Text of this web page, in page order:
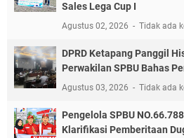
Sales Lega Cup I
Agustus 02, 2026 Tidak ada
DPRD Ketapang Panggil
Perwakilan SPBU Bahas
Agustus 03, 2026 Tidak ada
Pengelola SPBU
Klarifikasi Pemberitaan